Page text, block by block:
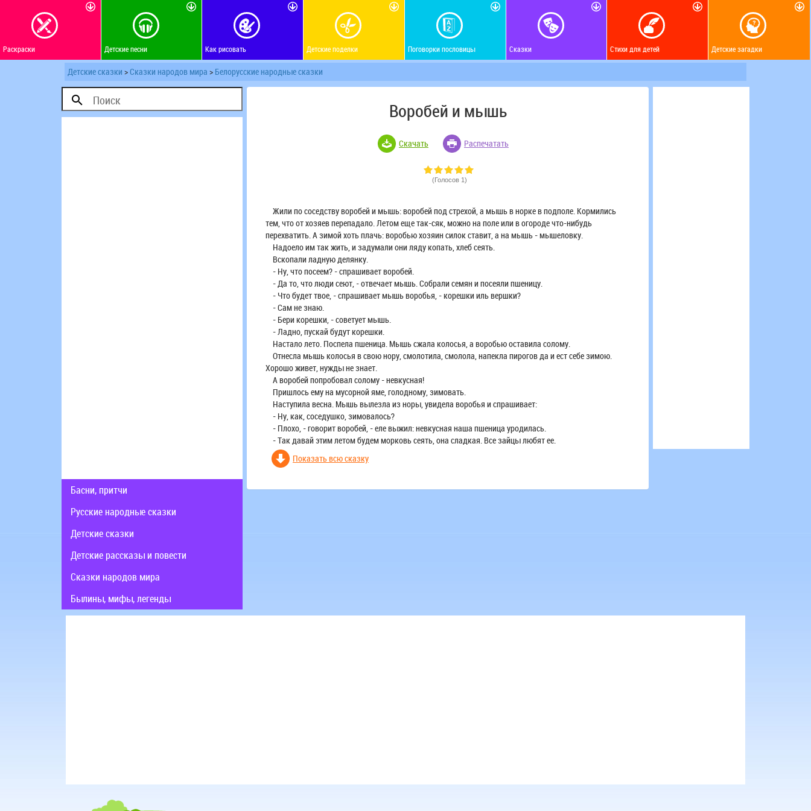
Раскраски Детские песни Как рисовать Детские поделки Поговорки пословицы Сказки Стихи для детей Детские загадки
Детские сказки >Сказки народов мира > Белорусские народные сказки
Басни, притчи
Русские народные сказки
Детские сказки
Детские рассказы и повести
Сказки народов мира
Былины, мифы, легенды
Воробей и мышь
Скачать Распечатать
(Голосов 1)
Жили по соседству воробей и мышь: воробей под стрехой, а мышь в норке в подполе. Кормились
тем, что от хозяев перепадало. Летом еще так-сяк, можно на поле или в огороде что-нибудь
перехватить. А зимой хоть плачь: воробью хозяин силок ставит, а на мышь - мышеловку.
Надоело им так жить, и задумали они ляду копать, хлеб сеять.
Вскопали ладную делянку.
- Ну, что посеем? - спрашивает воробей.
- Да то, что люди сеют, - отвечает мышь. Собрали семян и посеяли пшеницу.
- Что будет твое, - спрашивает мышь воробья, - корешки иль вершки?
- Сам не знаю.
- Бери корешки, - советует мышь.
- Ладно, пускай будут корешки.
Настало лето. Поспела пшеница. Мышь сжала колосья, а воробью оставила солому.
Отнесла мышь колосья в свою нору, смолотила, смолола, напекла пирогов да и ест себе зимою.
Хорошо живет, нужды не знает.
А воробей попробовал солому - невкусная!
Пришлось ему на мусорной яме, голодному, зимовать.
Наступила весна. Мышь вылезла из норы, увидела воробья и спрашивает:
- Ну, как, соседушко, зимовалось?
- Плохо, - говорит воробей, - еле выжил: невкусная наша пшеница уродилась.
- Так давай этим летом будем морковь сеять, она сладкая. Все зайцы любят ее.
Показать всю сказку